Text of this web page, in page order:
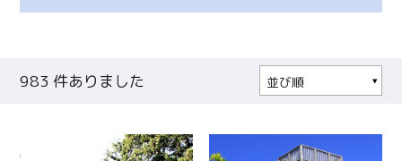
983 件ありました
並び順
更新順